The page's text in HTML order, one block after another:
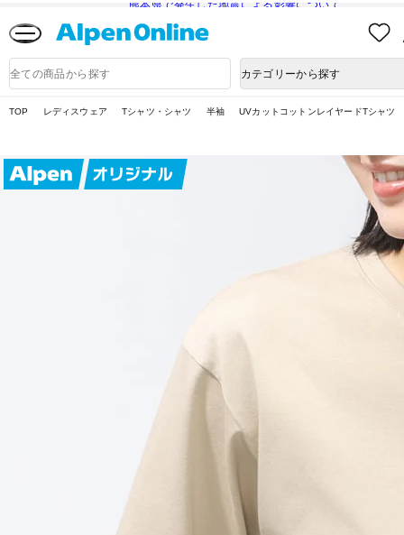
熊本県で発生した地震による影響について
入
品
検
カテゴリーから探す
TOP レディスウェア Tシャツ・シャツ 半袖 UVカットコットンレイヤードTシャツ